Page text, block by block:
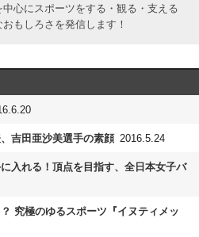
心にスポーツをする・観る・支える
もしろさを発信します！
吉田亜沙美選手の素顔 2016.5.24
入れる！頂点を目指す、全日本女子バ
究極のゆるスポーツ『イヌティメッ